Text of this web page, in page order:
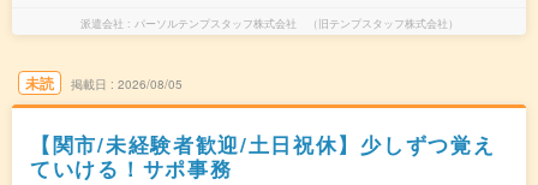
派遣会社 パーソルテンプスタッフ株式会社 （旧テンプスタッフ株式会社）
未読 掲載日 2026/08/05
【関市/未経験者歓迎/土日祝休】少しずつ覚え
ていける！サポ事務